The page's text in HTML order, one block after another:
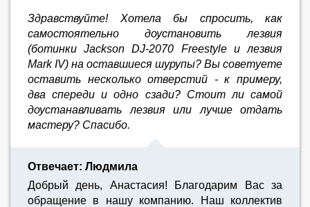
Здравствуйте! Хотела бы спросить, как
самостоятельно доустановить лезвия
(ботинки Jackson DJ-2070 Freestyle и лезвия
Mark IV) на оставшиеся шурупы? Вы советуете
оставить несколько отверстий - к примеру,
два спереди и одно сзади? Стоит ли самой
доустанавливать лезвия или лучше отдать
мастеру? Спасибо.
Отвечает: Людмила
Добрый день, Анастасия! Благодарим Вас за
обращение в нашу компанию. Наш коллектив